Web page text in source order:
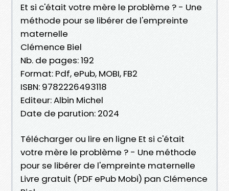
Et si c'était votre mère le problème ? - Une
méthode pour se libérer de l'empreinte
maternelle
Clémence Biel
Nb. de pages: 192
Format: Pdf, ePub, MOBI, FB2
ISBN: 9782226493118
Editeur: Albin Michel
Date de parution: 2024
Télécharger ou lire en ligne Et si c'était
votre mère le problème ? - Une méthode
pour se libérer de l'empreinte maternelle
Livre gratuit (PDF ePub Mobi) pan Clémence